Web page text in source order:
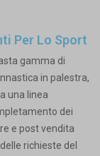
Per Lo Sport
gamma di
in palestra,
una linea
dei
e post vendita
richieste del